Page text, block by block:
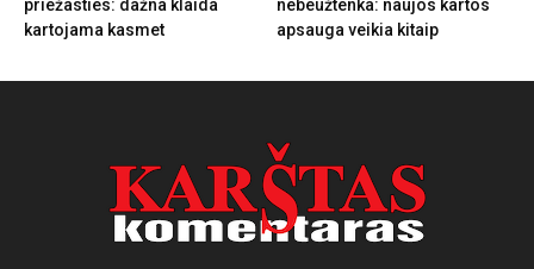
priežasties: dažna klaida
kartojama kasmet
nebeužtenka: naujos kartos
apsauga veikia kitaip